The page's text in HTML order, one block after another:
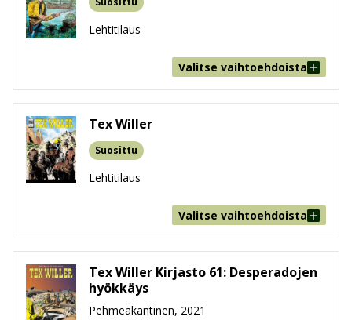
Lehtitilaus
Valitse vaihtoehdoista
Tex Willer
Suosittu
Lehtitilaus
Valitse vaihtoehdoista
Tex Willer Kirjasto 61: Desperadojen
hyökkäys
Pehmeäkantinen, 2021